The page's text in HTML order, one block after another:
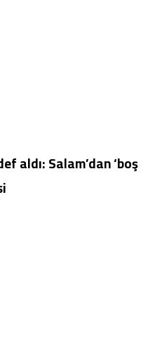
aldı: Salam’dan ‘boş